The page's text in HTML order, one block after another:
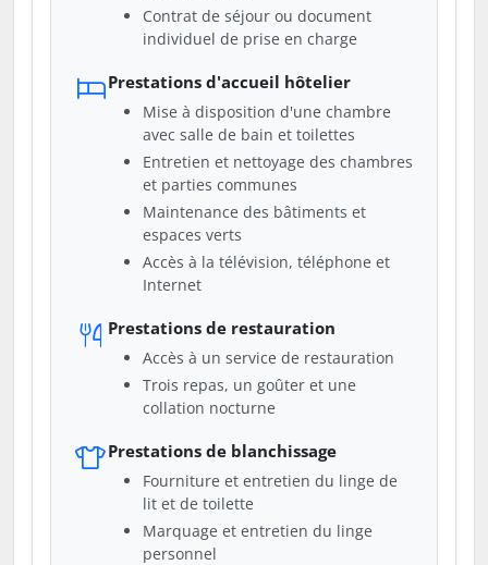
Contrat de séjour ou document
individuel de prise en charge
Prestations d'accueil hôtelier
Mise à disposition d'une chambre
avec salle de bain et toilettes
Entretien et nettoyage des chambres
et parties communes
Maintenance des bâtiments et
espaces verts
Accès à la télévision, téléphone et
Internet
Prestations de restauration
Accès à un service de restauration
Trois repas, un goûter et une
collation nocturne
Prestations de blanchissage
Fourniture et entretien du linge de
lit et de toilette
Marquage et entretien du linge
personnel